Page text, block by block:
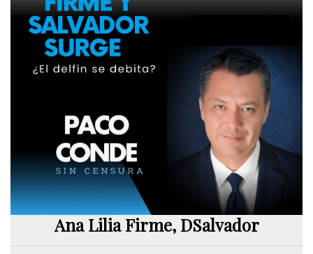
Ana Lilia Firme, DSalvador